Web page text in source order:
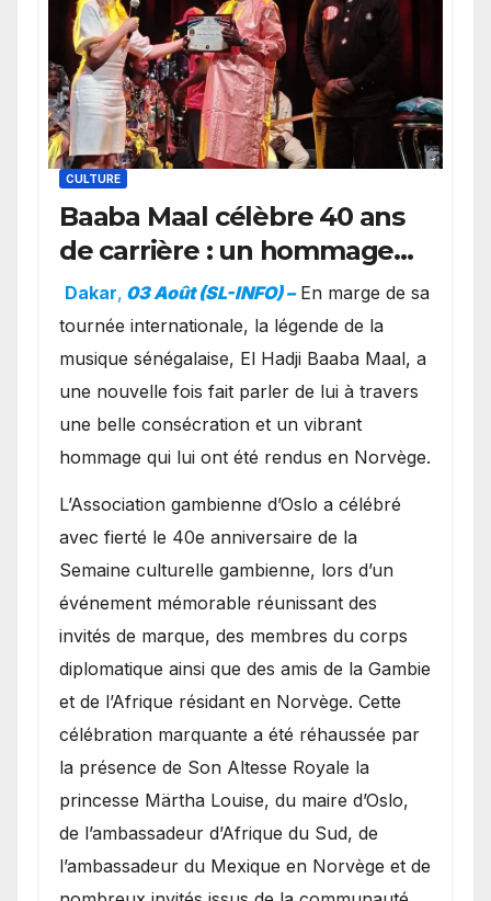
CULTURE
Baaba Maal célèbre 40 ans
de carrière : un hommage
exceptionnel à Oslo en
présence de la famille
royale.
Dakar, 03 Août (SL-INFO) – ​En marge de sa
tournée internationale, la légende de la
musique sénégalaise, El Hadji Baaba Maal, a
une nouvelle fois fait parler de lui à travers
une belle consécration et un vibrant
hommage qui lui ont été rendus en Norvège.
​L’Association gambienne d’Oslo a célébré
avec fierté le 40e anniversaire de la
Semaine culturelle gambienne, lors d’un
événement mémorable réunissant des
invités de marque, des membres du corps
diplomatique ainsi que des amis de la Gambie
et de l’Afrique résidant en Norvège. Cette
célébration marquante a été réhaussée par
la présence de Son Altesse Royale la
princesse Märtha Louise, du maire d’Oslo,
de l’ambassadeur d’Afrique du Sud, de
l’ambassadeur du Mexique en Norvège et de